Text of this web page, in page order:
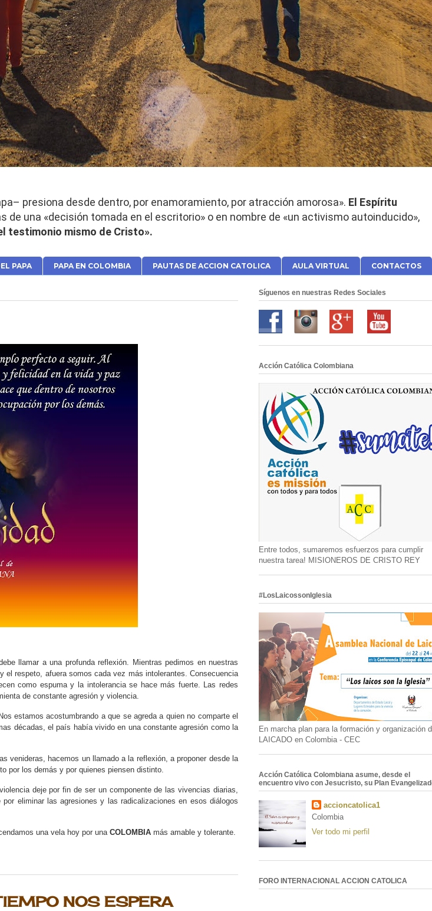
presiona desde dentro, por enamoramiento, por atracción amorosa». El Espíritu
de una «decisión tomada en el escritorio» o en nombre de «un activismo autoinducido»,
testimonio mismo de Cristo».
PAPA PAPA EN COLOMBIA PAUTAS DE ACCION CATOLICA AULA VIRTUAL CONTACTOS
llamar a una profunda reflexión. Mientras pedimos en nuestras
respeto, afuera somos cada vez más intolerantes. Consecuencia
como espuma y la intolerancia se hace más fuerte. Las redes
de constante agresión y violencia.
estamos acostumbrando a que se agreda a quien no comparte el
décadas, el país había vivido en una constante agresión como la
venideras, hacemos un llamado a la reflexión, a proponer desde la
por los demás y por quienes piensen distinto.
deje por fin de ser un componente de las vivencias diarias,
eliminar las agresiones y las radicalizaciones en esos diálogos
una vela hoy por una COLOMBIA más amable y tolerante.
NOS ESPERA
Síguenos en nuestras Redes Sociales
Acción Católica Colombiana
Entre todos, sumaremos esfuerzos para cumplir
nuestra tarea! MISIONEROS DE CRISTO REY
#LosLaicossonIglesia
En marcha plan para la formación y organización
LAICADO en Colombia - CEC
Acción Católica Colombiana asume, desde el
encuentro vivo con Jesucristo, su Plan
accioncatolica1
Colombia
Ver todo mi perfil
FORO INTERNACIONAL ACCION CATOLICA